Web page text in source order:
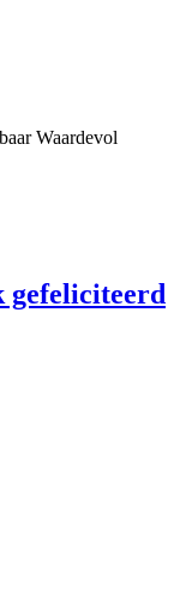
Waardevol
gefeliciteerd